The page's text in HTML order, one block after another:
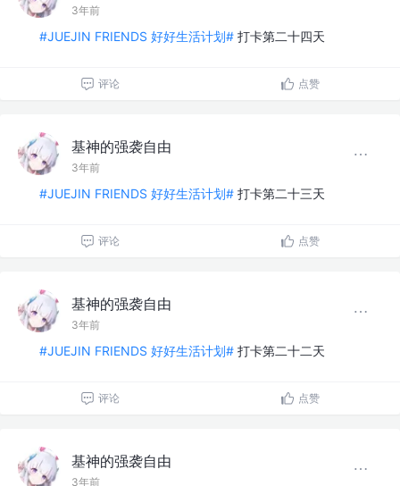
3年前
#JUEJIN FRIENDS 好好生活计划# 打卡第二十四天
评论 点赞
基神的强袭自由
3年前
#JUEJIN FRIENDS 好好生活计划# 打卡第二十三天
评论 点赞
基神的强袭自由
3年前
#JUEJIN FRIENDS 好好生活计划# 打卡第二十二天
评论 点赞
基神的强袭自由
3年前